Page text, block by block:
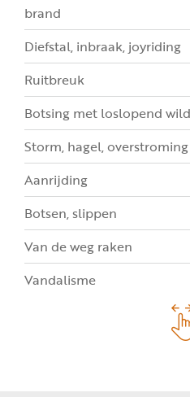
brand
Diefstal, inbraak, joyriding
Ruitbreuk
Botsing met loslopend wild
Storm, hagel, overstroming
Aanrijding
Botsen, slippen
Van de weg raken
Vandalisme